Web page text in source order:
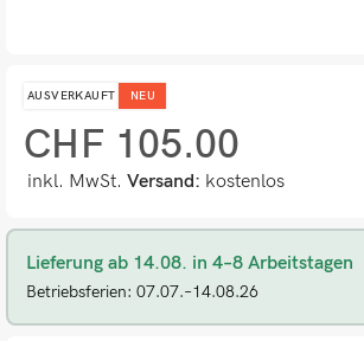
AUSVERKAUFT NEU
CHF 105.00
inkl. MwSt. Versand: kostenlos
Lieferung ab 14.08. in 4–8 Arbeitstagen
Betriebsferien: 07.07.–14.08.26